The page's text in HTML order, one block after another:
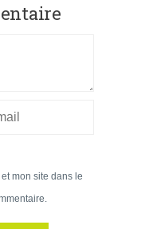
mon site dans le